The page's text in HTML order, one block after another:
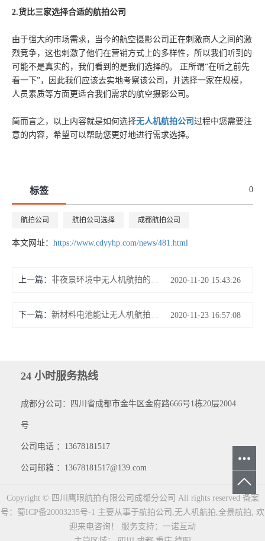
2.货比三家选择合适的航拍公司
由于强大的市场需求，当今的航空摄影公司正在刺激商人之间的激
烈竞争，这也刺激了他们在营销方式上的多样性，所以我们听到的
可能不是真实的，我们看到的是我们选择的。 正所谓“在听之前先
看一下”，因此我们应该去实地考察该公司，并选择一家在规模，
人员素质等方面更适合我们需求的航空摄影公司。
简而言之，以上内容就是如何选择无人机航拍公司过程中您需要注
意的内容，希望可以帮助您更好地进行需求选择。
标签 0
航拍公司 航拍公司选择 成都航拍公司
本文网址：https://www.cdyyhp.com/news/481.html
上一篇： 2020-11-20 15:43:26
下一篇： 2020-11-23 16:57:08
24 小时服务热线
成都分公司：四川省成都市金牛区金府路666号1栋20层2004
号
公司电话 ：13678181517
公司邮箱 ：13678181517@139.com
Copyright © 四川鹰眼航拍有限公司成都分公司 All rights reserved 备案
号： 蜀ICP备20003235号-1 主要从事于航拍公司 ,无人机航拍,全景航拍, 欢
迎来电咨询！ 服务支持： 一诺互动